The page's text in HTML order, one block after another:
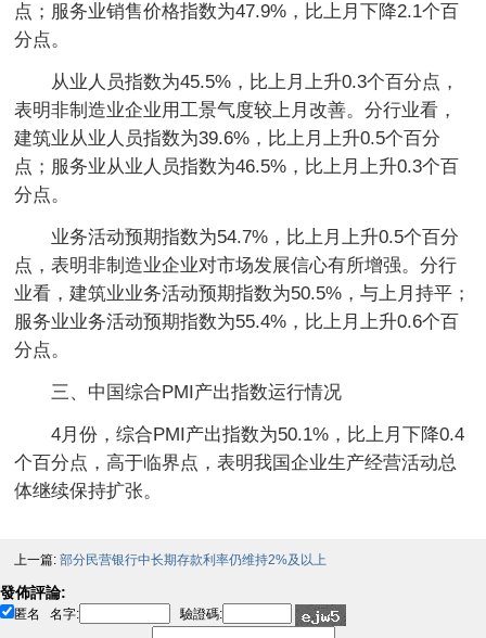
点；服务业销售价格指数为47.9%，比上月下降2.1个百
分点。
从业人员指数为45.5%，比上月上升0.3个百分点，
表明非制造业企业用工景气度较上月改善。分行业看，
建筑业从业人员指数为39.6%，比上月上升0.5个百分
点；服务业从业人员指数为46.5%，比上月上升0.3个百
分点。
业务活动预期指数为54.7%，比上月上升0.5个百分
点，表明非制造业企业对市场发展信心有所增强。分行
业看，建筑业业务活动预期指数为50.5%，与上月持平；
服务业业务活动预期指数为55.4%，比上月上升0.6个百
分点。
三、中国综合PMI产出指数运行情况
4月份，综合PMI产出指数为50.1%，比上月下降0.4
个百分点，高于临界点，表明我国企业生产经营活动总
体继续保持扩张。
上一篇: 部分民营银行中长期存款利率仍维持2%及以上
發佈評論:
匿名 名字: 驗證碼: